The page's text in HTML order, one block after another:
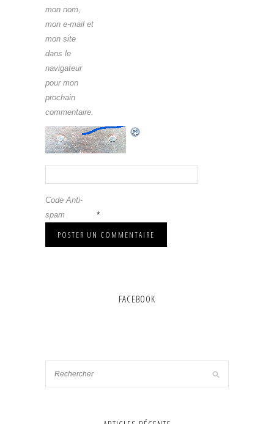
mon nom,
mon e-mail et
mon site
dans le
navigateur
pour mon
prochain
commentaire.
Code Anti-
spam
*
FACEBOOK